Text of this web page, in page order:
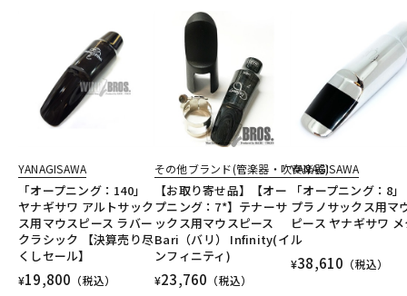
YANAGISAWA
「オープニング：140」
ヤナギサワ アルトサック
ス用マウスピース ラバー
クラシック 【決算売り尽
くしセール】
¥19,800 （税込）
その他ブランド(管楽器・吹奏楽器)
【お取り寄せ品】【オー
プニング：7*】テナーサ
ックス用マウスピース
Bari（バリ） Infinity(イ
ンフィニティ)
¥23,760 （税込）
YANAGISAWA
「オープニング：8
プラノサックス用マ
ピース ヤナギサワ
ル
¥38,610 （税込）